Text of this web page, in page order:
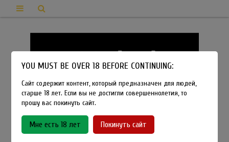
8-915-450-21-92
Розничный магазин Method Vapeshop
YOU MUST BE OVER 18 BEFORE CONTINUING:
Сайт содержит контент, который предназначен для людей,
старше 18 лет. Если вы не достигли совершеннолетия, то
прошу вас покинуть сайт.
Мне есть 18 лет Покинуть сайт